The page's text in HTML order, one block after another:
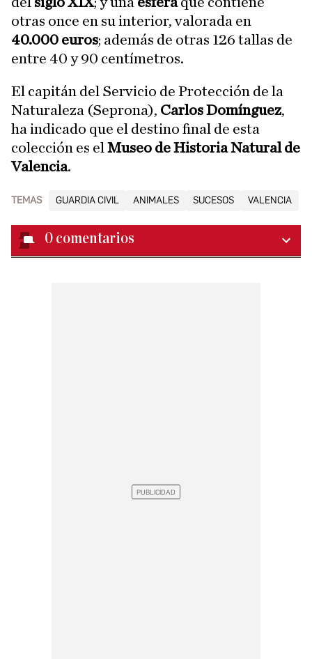
otras once en su interior, valorada en
40.000 euros; además de otras 126 tallas de
entre 40 y 90 centímetros.
El capitán del Servicio de Protección de la
Naturaleza (Seprona), Carlos Domínguez,
ha indicado que el destino final de esta
colección es el Museo de Historia Natural de
Valencia.
TEMAS GUARDIA CIVIL ANIMALES SUCESOS VALENCIA
0 comentarios